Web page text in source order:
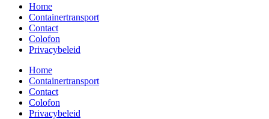
Home
Containertransport
Contact
Colofon
Privacybeleid
Home
Containertransport
Contact
Colofon
Privacybeleid